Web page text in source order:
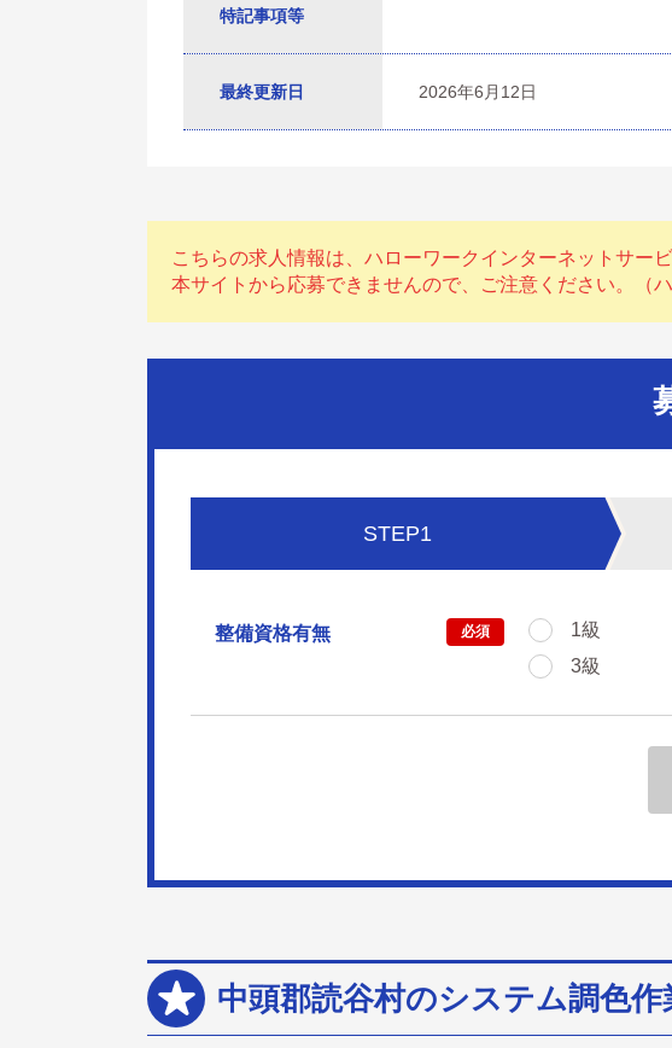
特記事項等
最終更新日 2026年6月12日
こちらの求人情報は、ハローワークインターネットサー
本サイトから応募できませんので、ご注意ください。（
STEP1
整備資格有無 必須 1級
3級
中頭郡読谷村のシステム調色